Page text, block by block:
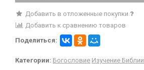
Добавить в отложенные покупки
Добавить к сравнению товаров
Поделиться:
Категории: Богословие Изучение Библии